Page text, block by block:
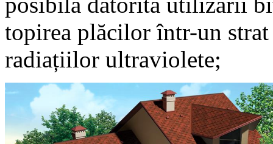
topirea plăcilor într-un
radiațiilor ultraviolete;